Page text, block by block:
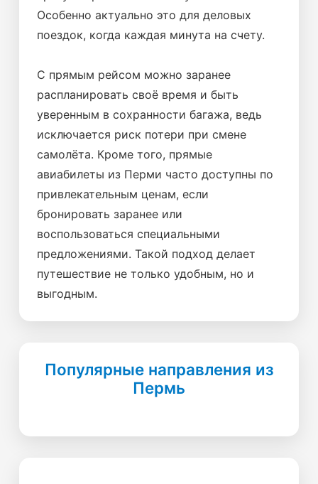
Особенно актуально это для деловых
поездок, когда каждая минута на счету.
С прямым рейсом можно заранее
распланировать своё время и быть
уверенным в сохранности багажа, ведь
исключается риск потери при смене
самолёта. Кроме того, прямые
авиабилеты из Перми часто доступны по
привлекательным ценам, если
бронировать заранее или
воспользоваться специальными
предложениями. Такой подход делает
путешествие не только удобным, но и
выгодным.
Популярные направления из
Пермь